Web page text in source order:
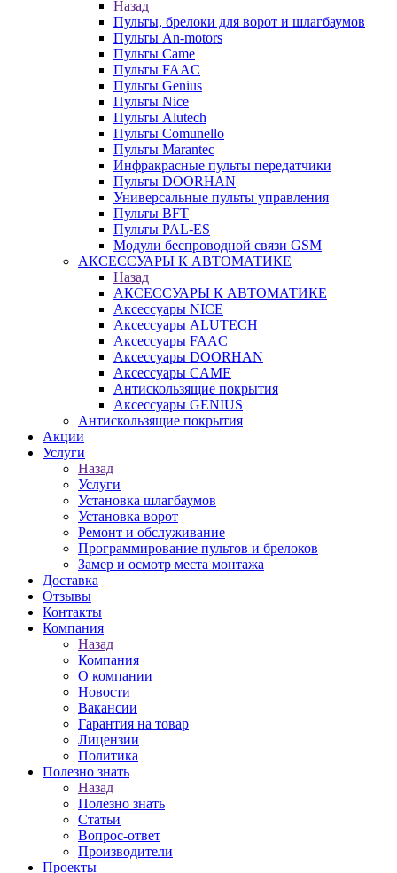
Назад
Пульты, брелоки для ворот и шлагбаумов
Пульты An-motors
Пульты Came
Пульты FAAC
Пульты Genius
Пульты Nice
Пульты Alutech
Пульты Сomunello
Пульты Marantec
Инфракрасные пульты передатчики
Пульты DOORHAN
Универсальные пульты управления
Пульты BFT
Пульты PAL-ES
Модули беспроводной связи GSM
АКСЕССУАРЫ К АВТОМАТИКЕ
Назад
АКСЕССУАРЫ К АВТОМАТИКЕ
Аксессуары NICE
Аксессуары ALUTECH
Аксессуары FAAC
Аксессуары DOORHAN
Аксессуары CAME
Антискользящие покрытия
Аксессуары GENIUS
Антискользящие покрытия
Акции
Услуги
Назад
Услуги
Установка шлагбаумов
Установка ворот
Ремонт и обслуживание
Программирование пультов и брелоков
Замер и осмотр места монтажа
Доставка
Отзывы
Контакты
Компания
Назад
Компания
О компании
Новости
Вакансии
Гарантия на товар
Лицензии
Политика
Полезно знать
Назад
Полезно знать
Статьи
Вопрос-ответ
Производители
Проекты